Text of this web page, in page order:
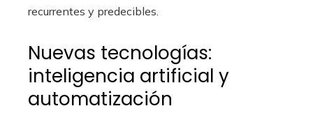
recurrentes y predecibles.
Nuevas tecnologías:
inteligencia artificial y
automatización